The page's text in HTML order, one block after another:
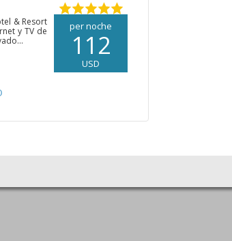
per noche
112
USD
& Resort
y TV de